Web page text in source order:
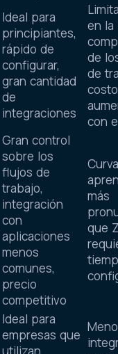
Ideal para
principiantes,
rápido de
configurar,
gran cantidad
de
integraciones
en la
de
de
con
Gran control
sobre los
flujos de
trabajo,
integración
con
aplicaciones
menos
comunes,
precio
competitivo
más
que
Ideal para
empresas que
utilizan